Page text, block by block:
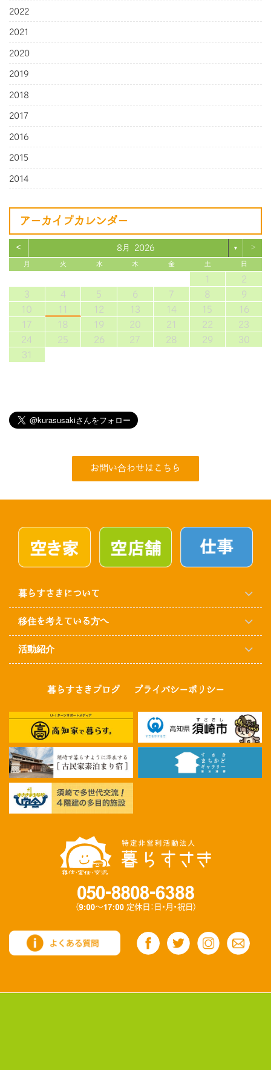
2022
2021
2020
2019
2018
2017
2016
2015
2014
アーカイブカレンダー
< 8月 2026 ▼ >
月 火 水 木 金 土 日
1
2
3
4 5 6 7 8
9
10
11 12 13 14 15
16
17
18 19 20 21 22
23
24
25 26 27 28 29
30
31
お問い合わせはこちら
暮らすさきについて
移住を考えている方へ
活動紹介
暮らすさきブログ プライバシーポリシー